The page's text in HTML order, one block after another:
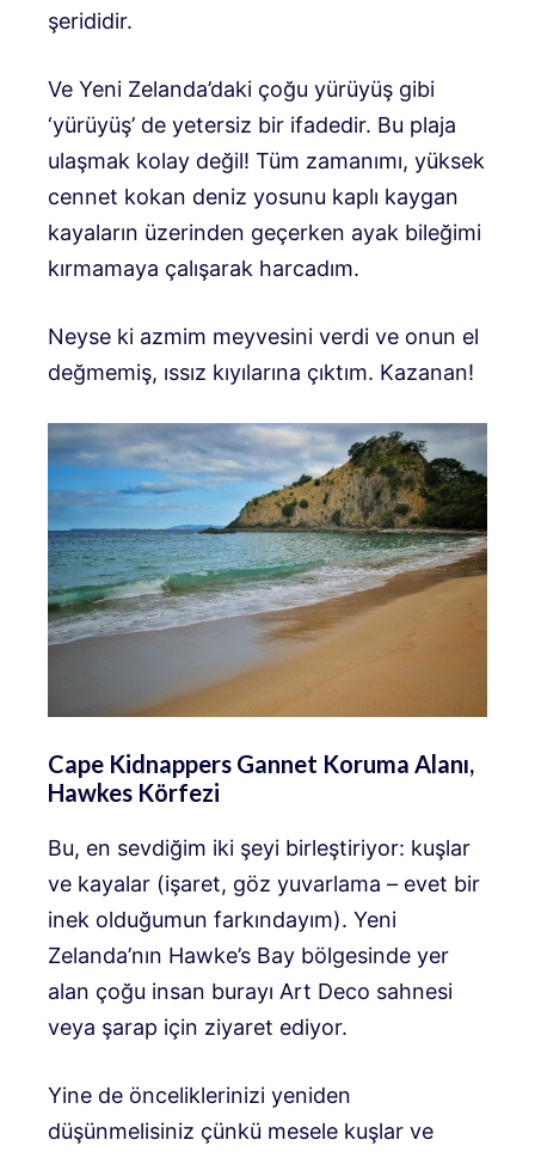
şerididir.
Ve Yeni Zelanda’daki çoğu yürüyüş gibi
‘yürüyüş’ de yetersiz bir ifadedir. Bu plaja
ulaşmak kolay değil! Tüm zamanımı, yüksek
cennet kokan deniz yosunu kaplı kaygan
kayaların üzerinden geçerken ayak bileğimi
kırmamaya çalışarak harcadım.
Neyse ki azmim meyvesini verdi ve onun el
değmemiş, ıssız kıyılarına çıktım. Kazanan!
Cape Kidnappers Gannet Koruma Alanı,
Hawkes Körfezi
Bu, en sevdiğim iki şeyi birleştiriyor: kuşlar
ve kayalar (işaret, göz yuvarlama – evet bir
inek olduğumun farkındayım). Yeni
Zelanda’nın Hawke’s Bay bölgesinde yer
alan çoğu insan burayı Art Deco sahnesi
veya şarap için ziyaret ediyor.
Yine de önceliklerinizi yeniden
düşünmelisiniz çünkü mesele kuşlar ve